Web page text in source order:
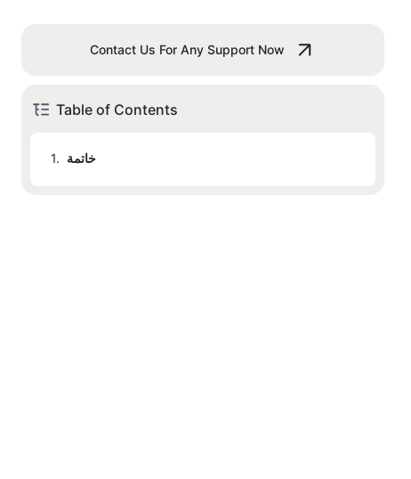
Contact Us For Any Support Now
Table of Contents
1. خاتمة